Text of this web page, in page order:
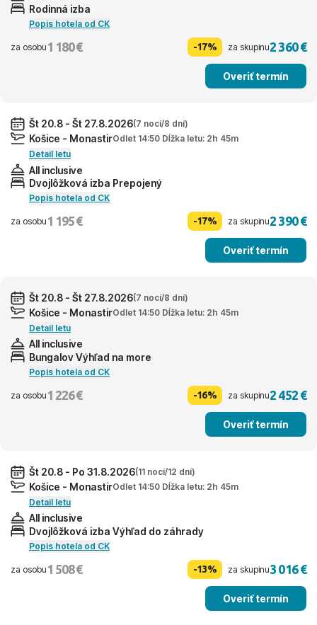
Rodinná izba
Popis hotela od CK
za osobu 1 180 € -17% za skupinu2 360 €
Overiť termín
Št 20.8 - Št 27.8.2026(7 nocí/8 dní)
Košice - MonastirOdlet 14:50 Dĺžka letu: 2h 45m
Detail letu
All inclusive
Dvojlôžková izba Prepojený
Popis hotela od CK
za osobu 1 195 € -17% za skupinu2 390 €
Overiť termín
Št 20.8 - Št 27.8.2026(7 nocí/8 dní)
Košice - MonastirOdlet 14:50 Dĺžka letu: 2h 45m
Detail letu
All inclusive
Bungalov Výhľad na more
Popis hotela od CK
za osobu 1 226 € -16% za skupinu2 452 €
Overiť termín
Št 20.8 - Po 31.8.2026(11 nocí/12 dní)
Košice - MonastirOdlet 14:50 Dĺžka letu: 2h 45m
Detail letu
All inclusive
Dvojlôžková izba Výhľad do záhrady
Popis hotela od CK
za osobu 1 508 € -13% za skupinu3 016 €
Overiť termín